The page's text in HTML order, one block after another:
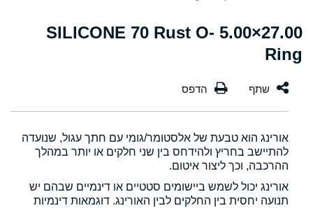
27.00×5.00 SILICONE 70 Rust O-
Ring
אורינג הוא טבעת של אלסטומר/גומי עם חתך עגול, שנועדה
להתיישב בחריץ ולהידחס בין שני חלקים או יותר במהלך
ההרכבה, וכך ליצור איטום.
אורינג יכול לשמש ביישומים סטטיים או דינמיים שבהם יש
תנועה יחסית בין החלקים לבין האורינג. דוגמאות דינמיות